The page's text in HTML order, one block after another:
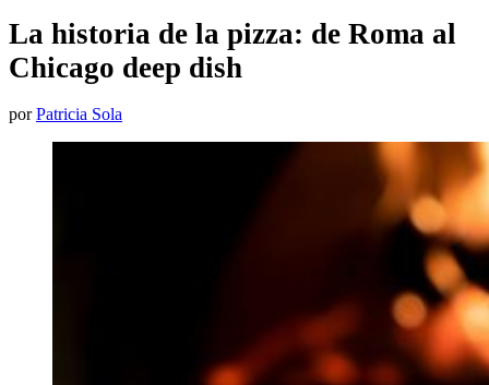
La historia de la pizza: de Roma al
Chicago deep dish
por Patricia Sola